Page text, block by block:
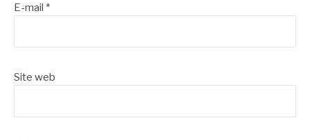
E-mail *
Site web